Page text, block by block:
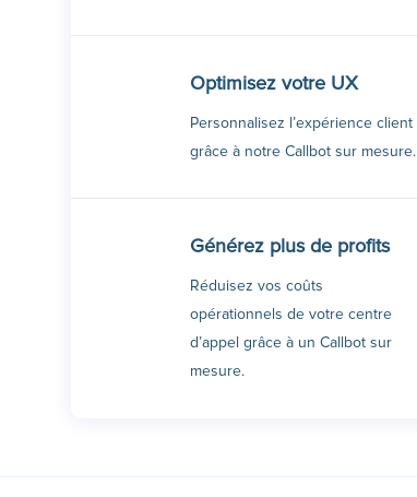
Optimisez votre UX
Personnalisez l’expérience client
grâce à notre Callbot sur mesure.
Générez plus de profits
Réduisez vos coûts
opérationnels de votre centre
d’appel grâce à un Callbot sur
mesure.